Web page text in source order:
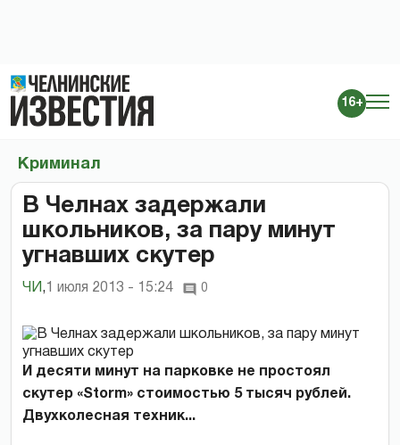
16+
Криминал
В Челнах задержали
школьников, за пару минут
угнавших скутер
ЧИ , 1 июля 2013 - 15:24 0
И десяти минут на парковке не простоял
скутер «Storm» стоимостью 5 тысяч рублей.
Двухколесная техник...